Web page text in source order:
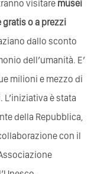
visitare musei
gratis o a prezzi
dallo sconto
dell’umanità. E’
milioni e mezzo di
è stata
della Repubblica,
con il